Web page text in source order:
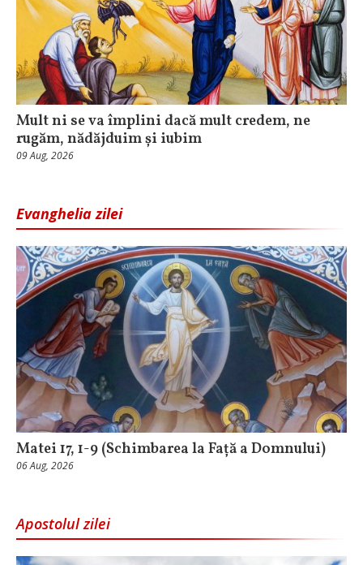
Mult ni se va împlini dacă mult credem, ne
rugăm, nădăjduim și iubim
09 Aug, 2026
Evanghelia zilei
Matei 17, 1-9 (Schimbarea la Față a Domnului)
06 Aug, 2026
Apostolul zilei